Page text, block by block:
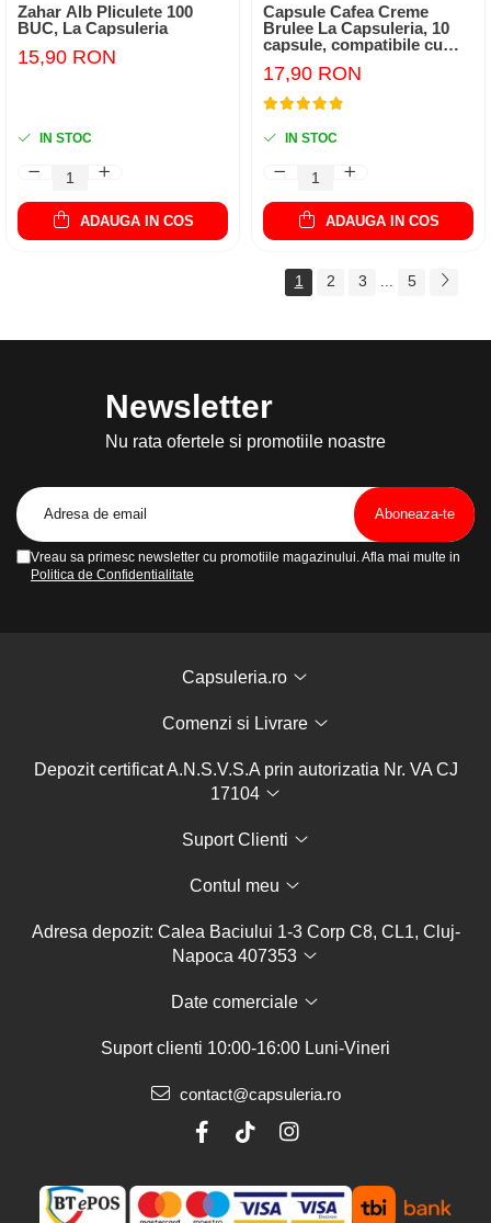
Zahar Alb Pliculete 100
BUC, La Capsuleria
15,90 RON
IN STOC
ADAUGA IN COS
Capsule Cafea Creme
Brulee La Capsuleria, 10
capsule, compatibile cu
17,90 RON
IN STOC
ADAUGA IN COS
1 2 3 5
Newsletter
Nu rata ofertele si promotiile noastre
Vreau sa primesc newsletter cu promotiile magazinului. Afla mai multe in
Politica de Confidentialitate
Capsuleria.ro
Comenzi si Livrare
Depozit certificat A.N.S.V.S.A prin autorizatia Nr. VA CJ
17104
Suport Clienti
Contul meu
Adresa depozit: Calea Baciului 1-3 Corp C8, CL1, Cluj-
Napoca 407353
Date comerciale
Suport clienti 10:00-16:00 Luni-Vineri
contact@capsuleria.ro